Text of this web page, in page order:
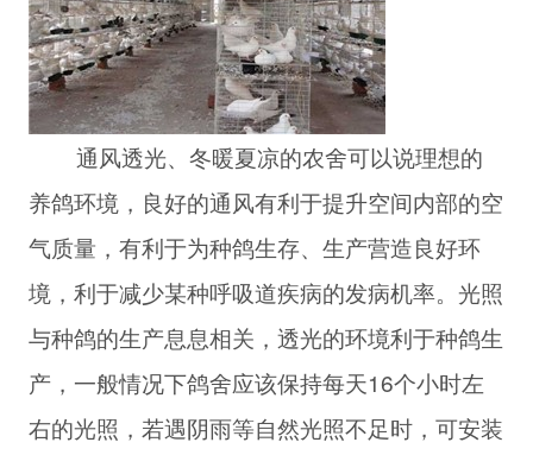
通风透光、冬暖夏凉的农舍可以说理想的
养鸽环境，良好的通风有利于提升空间内部的空
气质量，有利于为种鸽生存、生产营造良好环
境，利于减少某种呼吸道疾病的发病机率。光照
与种鸽的生产息息相关，透光的环境利于种鸽生
产，一般情况下鸽舍应该保持每天16个小时左
右的光照，若遇阴雨等自然光照不足时，可安装